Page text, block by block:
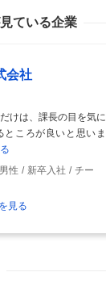
ている企業
会社
けは、課長の目を気に
ころが良いと思いま
男性 新卒入社
チー
見る